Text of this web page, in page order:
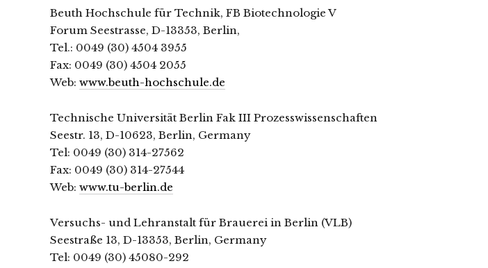
Beuth Hochschule für Technik, FB Biotechnologie V
Forum Seestrasse, D-13353, Berlin,
Tel.: 0049 (30) 4504 3955
Fax: 0049 (30) 4504 2055
Web: www.beuth-hochschule.de
Technische Universität Berlin Fak III Prozesswissenschaften
Seestr. 13, D-10623, Berlin, Germany
Tel: 0049 (30) 314-27562
Fax: 0049 (30) 314-27544
Web: www.tu-berlin.de
Versuchs- und Lehranstalt für Brauerei in Berlin (VLB)
Seestraße 13, D-13353, Berlin, Germany
Tel: 0049 (30) 45080-292